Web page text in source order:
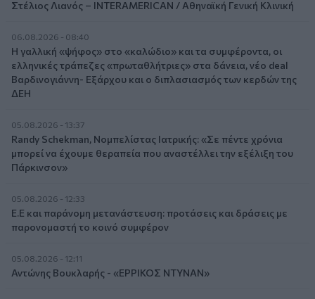
Στέλιος Λιανός – INTERAMERICAN / Αθηναϊκή Γενική Κλινική
06.08.2026 - 08:40
Η γαλλική «ψήφος» στο «καλώδιο» και τα συμφέροντα, οι
ελληνικές τράπεζες «πρωταθλήτριες» στα δάνεια, νέο deal
Βαρδινογιάννη- Εξάρχου και ο διπλασιασμός των κερδών της
ΔΕΗ
05.08.2026 - 13:37
Randy Schekman, Νομπελίστας Ιατρικής: «Σε πέντε χρόνια
μπορεί να έχουμε θεραπεία που αναστέλλει την εξέλιξη του
Πάρκινσον»
05.08.2026 - 12:33
Ε.Ε και παράνομη μετανάστευση: προτάσεις και δράσεις με
παρονομαστή το κοινό συμφέρον
05.08.2026 - 12:11
Αντώνης Βουκλαρής - «ΕΡΡΙΚΟΣ ΝΤΥΝΑΝ»